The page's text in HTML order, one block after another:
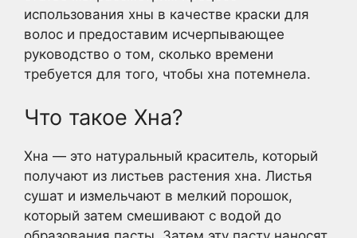
использования хны в качестве краски для
волос и предоставим исчерпывающее
руководство о том, сколько времени
требуется для того, чтобы хна потемнела.
Что такое Хна?
Хна — это натуральный краситель, который
получают из листьев растения хна. Листья
сушат и измельчают в мелкий порошок,
который затем смешивают с водой до